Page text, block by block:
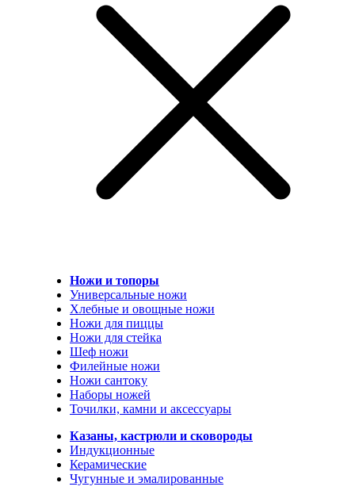
Ножи и топоры
Универсальные ножи
Хлебные и овощные ножи
Ножи для пиццы
Ножи для стейка
Шеф ножи
Филейные ножи
Ножи сантоку
Наборы ножей
Точилки, камни и аксессуары
Казаны, кастрюли и сковороды
Индукционные
Керамические
Чугунные и эмалированные